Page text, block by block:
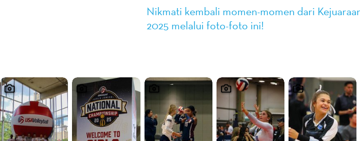
Nikmati kembali momen-momen dari
2025 melalui foto-foto ini!